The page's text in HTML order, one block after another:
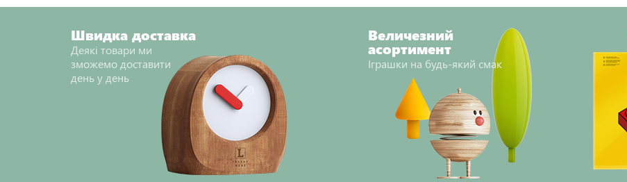
Швидка доставка
Деякі товари ми
зможемо доставити
день у день
Величезний
асортимент
Іграшки на будь-який смак